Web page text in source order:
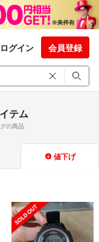
ログイン 会員登録
テム
の商品
値下げ